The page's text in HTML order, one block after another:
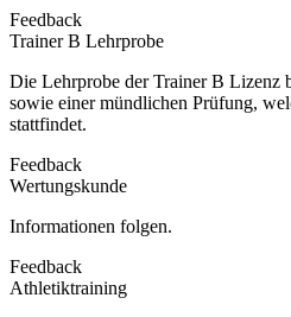
Feedback
Trainer B Lehrprobe
Die Lehrprobe der Trainer B Lizenz
sowie einer mündlichen Prüfung,
stattfindet.
Feedback
Wertungskunde
Informationen folgen.
Feedback
Athletiktraining